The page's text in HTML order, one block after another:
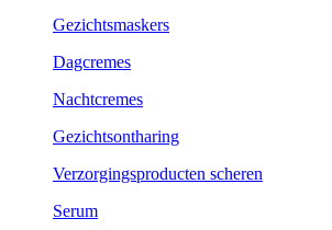
Gezichtsmaskers
Dagcremes
Nachtcremes
Gezichtsontharing
Verzorgingsproducten scheren
Serum